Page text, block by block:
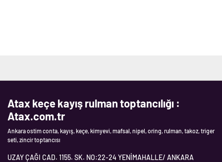
Atax keçe kayış rulman toptancılığı :
Atax.com.tr
Ankara ostim conta, kayış, keçe, kimyevi, mafsal, nipel, oring, rulman, takoz, triger
seti, zincir toptancısı
UZAY ÇAĞI CAD. 1155. SK. NO:22-24 YENİMAHALLE/ ANKARA